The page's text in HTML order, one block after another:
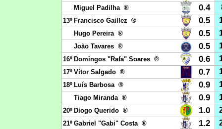
Miguel Padilha ® 0.4
13º Francisco Gaillez ® 0.5
Hugo Pereira ® 0.5
João Tavares ® 0.5
16º Domingos "Rafa" Soares ® 0.6
17º Vítor Salgado ® 0.7
18º Luís Barbosa ® 0.9
Tiago Miranda ® 0.9
20º Diogo Querido ® 1.0
21º Gabriel "Gabi" Costa ® 1.2